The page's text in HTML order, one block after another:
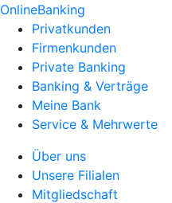
OnlineBanking
Privatkunden
Firmenkunden
Private Banking
Banking & Verträge
Meine Bank
Service & Mehrwerte
Über uns
Unsere Filialen
Mitgliedschaft